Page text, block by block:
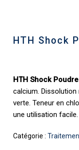
HTH Shock
HTH Shock
calcium.
verte. Teneur en
une utilisation facile.
Catégorie :